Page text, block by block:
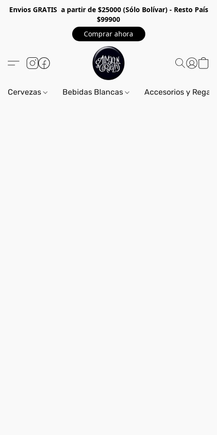
Envios GRATIS a partir de $25000 (Sólo Bolívar) - Resto País
$99900
Comprar ahora
Cervezas Bebidas Blancas Accesorios y